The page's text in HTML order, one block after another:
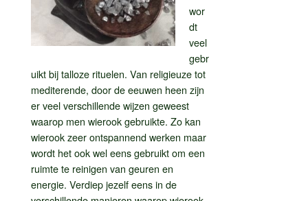
wor
dt
veel
gebr
uikt bij talloze rituelen. Van religieuze tot
mediterende, door de eeuwen heen zijn
er veel verschillende wijzen geweest
waarop men wierook gebruikte. Zo kan
wierook zeer ontspannend werken maar
wordt het ook wel eens gebruikt om een
ruimte te reinigen van geuren en
energie. Verdiep jezelf eens in de